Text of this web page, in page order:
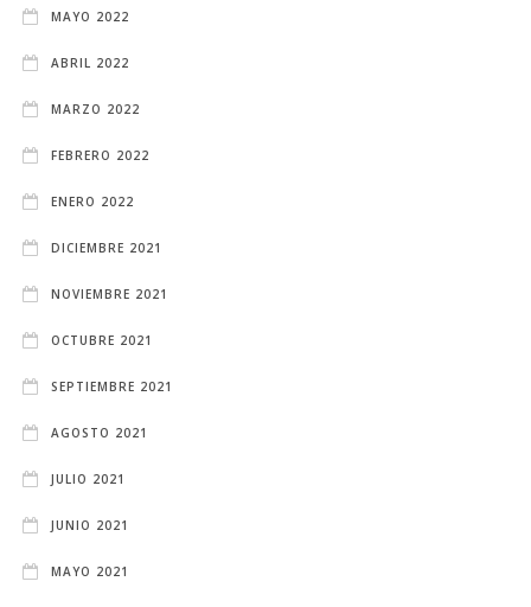
MAYO 2022
ABRIL 2022
MARZO 2022
FEBRERO 2022
ENERO 2022
DICIEMBRE 2021
NOVIEMBRE 2021
OCTUBRE 2021
SEPTIEMBRE 2021
AGOSTO 2021
JULIO 2021
JUNIO 2021
MAYO 2021